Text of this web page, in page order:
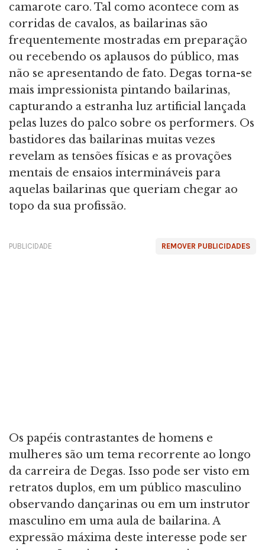
camarote caro. Tal como acontece com as
corridas de cavalos, as bailarinas são
frequentemente mostradas em preparação
ou recebendo os aplausos do público, mas
não se apresentando de fato. Degas torna-se
mais impressionista pintando bailarinas,
capturando a estranha luz artificial lançada
pelas luzes do palco sobre os performers. Os
bastidores das bailarinas muitas vezes
revelam as tensões físicas e as provações
mentais de ensaios intermináveis para
aquelas bailarinas que queriam chegar ao
topo da sua profissão.
REMOVER PUBLICIDADES
PUBLICIDADE
Os papéis contrastantes de homens e
mulheres são um tema recorrente ao longo
da carreira de Degas. Isso pode ser visto em
retratos duplos, em um público masculino
observando dançarinas ou em um instrutor
masculino em uma aula de bailarina. A
expressão máxima deste interesse pode ser